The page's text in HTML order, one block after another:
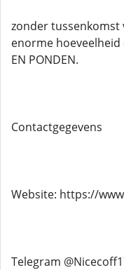
zonder tussenkomst
enorme hoeveelheid
EN PONDEN.
Contactgegevens
Website: https://
Telegram